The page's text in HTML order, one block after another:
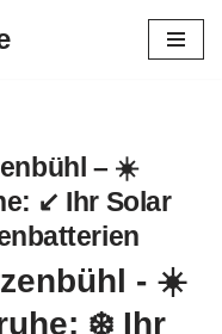
– ☀️
↙️ Ihr Solar